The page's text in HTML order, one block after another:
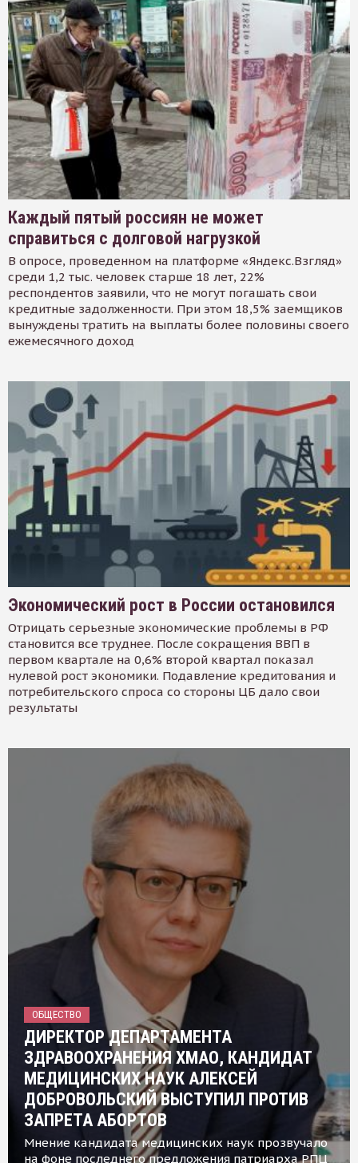
Каждый пятый россиян не может
справиться с долговой нагрузкой
В опросе, проведенном на платформе «Яндекс.Взгляд»
среди 1,2 тыс. человек старше 18 лет, 22%
респондентов заявили, что не могут погашать свои
кредитные задолженности. При этом 18,5% заемщиков
вынуждены тратить на выплаты более половины своего
ежемесячного доход
Экономический рост в России остановился
Отрицать серьезные экономические проблемы в РФ
становится все труднее. После сокращения ВВП в
первом квартале на 0,6% второй квартал показал
нулевой рост экономики. Подавление кредитования и
потребительского спроса со стороны ЦБ дало свои
результаты
ОБЩЕСТВО
ДИРЕКТОР ДЕПАРТАМЕНТА
ЗДРАВООХРАНЕНИЯ ХМАО, КАНДИДАТ
МЕДИЦИНСКИХ НАУК АЛЕКСЕЙ
ДОБРОВОЛЬСКИЙ ВЫСТУПИЛ ПРОТИВ
ЗАПРЕТА АБОРТОВ
Мнение кандидата медицинских наук прозвучало
на фоне последнего предложения патриарха РПЦ